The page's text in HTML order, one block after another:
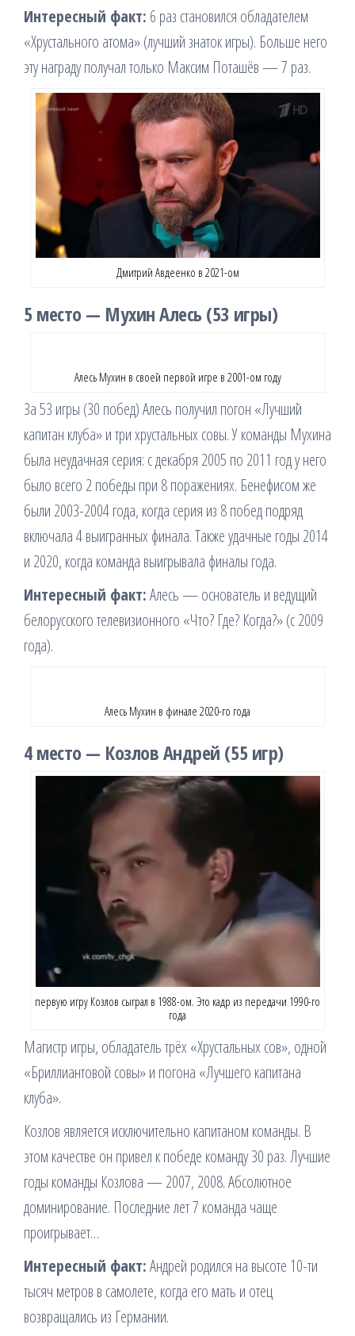
Интересный факт: 6 раз становился обладателем
«Хрустального атома» (лучший знаток игры). Больше него
эту награду получал только Максим Поташёв — 7 раз.
Дмитрий Авдеенко в 2021-ом
5 место — Мухин Алесь (53 игры)
Алесь Мухин в своей первой игре в 2001-ом году
За 53 игры (30 побед) Алесь получил погон «Лучший
капитан клуба» и три хрустальных совы. У команды Мухина
была неудачная серия: с декабря 2005 по 2011 год у него
было всего 2 победы при 8 поражениях. Бенефисом же
были 2003-2004 года, когда серия из 8 побед подряд
включала 4 выигранных финала. Также удачные годы 2014
и 2020, когда команда выигрывала финалы года.
Интересный факт:Алесь — основатель и ведущий
белорусского телевизионного «Что? Где? Когда?» (с 2009
года).
Алесь Мухин в финале 2020-го года
4 место — Козлов Андрей (55 игр)
первую игру Козлов сыграл в 1988-ом. Это кадр из передачи 1990-го
года
Магистр игры, обладатель трёх «Хрустальных сов», одной
«Бриллиантовой совы» и погона «Лучшего капитана
клуба».
Козлов является исключительно капитаном команды. В
этом качестве он привел к победе команду 30 раз. Лучшие
годы команды Козлова — 2007, 2008. Абсолютное
доминирование. Последние лет 7 команда чаще
проигрывает…
Интересный факт:Андрей родился на высоте 10-ти
тысяч метров в самолете, когда его мать и отец
возвращались из Германии.